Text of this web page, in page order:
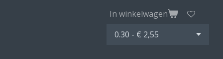
In winkelwagen